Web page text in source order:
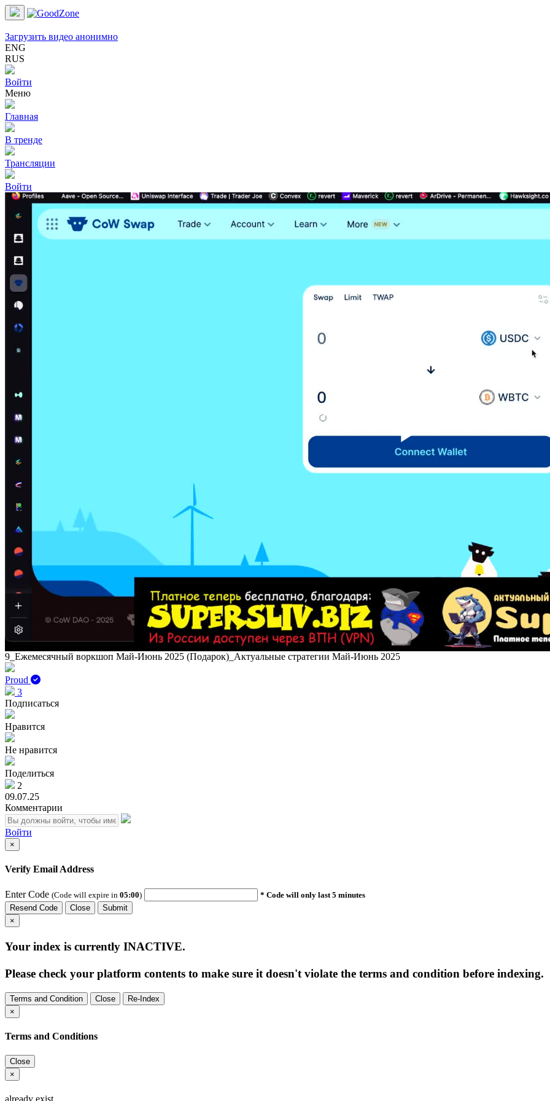
Загрузить видео анонимно
ENG
RUS
Войти
Меню
Главная
В тренде
Трансляции
Войти
Play
9_Ежемесячный воркшоп Май-Июнь 2025 (Подарок)_Актуальные стратегии Май-Июнь 2025
Proud
3
Подписаться
Нравится
Не нравится
Поделиться
2
09.07.25
Комментарии
Войти
×
Verify Email Address
Enter Code (Code will expire in 05:00)
* Code will only last 5 minutes
Resend Code
Close
Submit
×
Your index is currently INACTIVE.
Please check your platform contents to make sure it doesn't violate the terms and condition before indexing.
Terms and Condition Close
Re-Index
×
Terms and Conditions
Close
×